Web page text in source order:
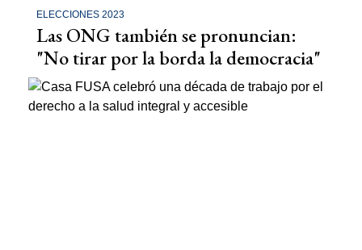
ELECCIONES 2023
Las ONG también se pronuncian:
"No tirar por la borda la democracia"